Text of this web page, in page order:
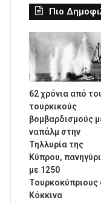
Πιο
62 χρόνια από
τουρκικούς
βομβαρδισμούς
ναπάλμ στην
Τηλλυρία της
Κύπρου,
με 1250
Τουρκοκύπριους
Κόκκινα